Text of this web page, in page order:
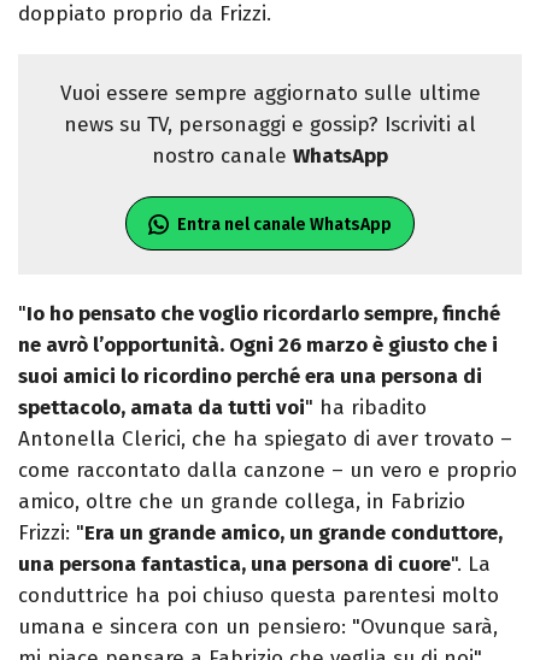
doppiato proprio da Frizzi.
Vuoi essere sempre aggiornato sulle ultime
news su TV, personaggi e gossip? Iscriviti al
nostro canale WhatsApp
Entra nel canale WhatsApp
"Io ho pensato che voglio ricordarlo sempre, finché
ne avrò l’opportunità. Ogni 26 marzo è giusto che i
suoi amici lo ricordino perché era una persona di
spettacolo, amata da tutti voi" ha ribadito
Antonella Clerici, che ha spiegato di aver trovato –
come raccontato dalla canzone – un vero e proprio
amico, oltre che un grande collega, in Fabrizio
Frizzi: "Era un grande amico, un grande conduttore,
una persona fantastica, una persona di cuore". La
conduttrice ha poi chiuso questa parentesi molto
umana e sincera con un pensiero: "Ovunque sarà,